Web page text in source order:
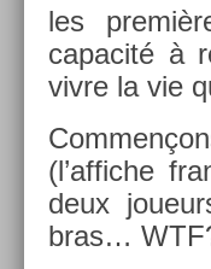
les
capacité à
vivre la vie
(l’af­fiche
deux
bras…